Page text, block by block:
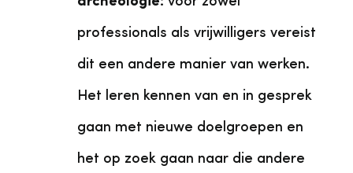
professionals als vrijwilligers vereist
dit een andere manier van werken.
Het leren kennen van en in gesprek
gaan met nieuwe doelgroepen en
het op zoek gaan naar die andere